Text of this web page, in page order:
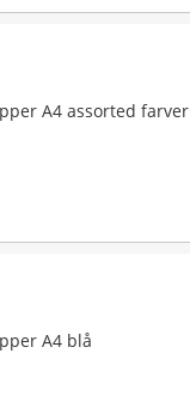
A4 assorted farver
A4 blå